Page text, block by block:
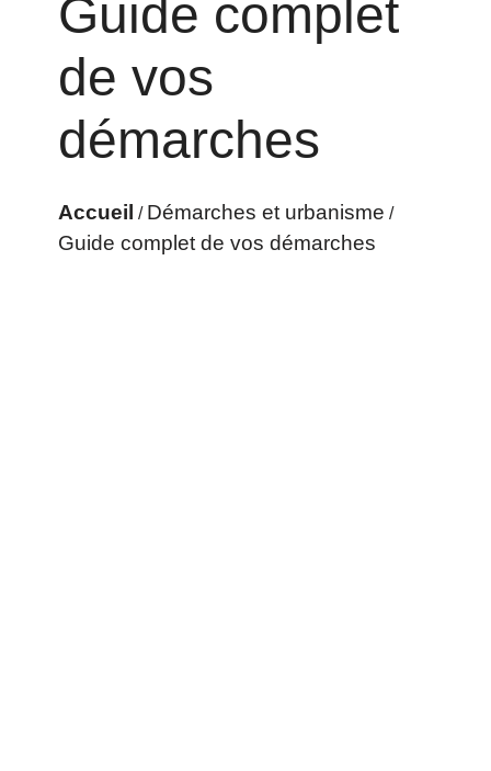
Guide complet
de vos
démarches
Accueil / Démarches et urbanisme /
Guide complet de vos démarches